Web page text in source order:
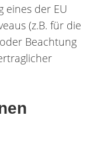
eines der EU
(z.B. für die
Beachtung